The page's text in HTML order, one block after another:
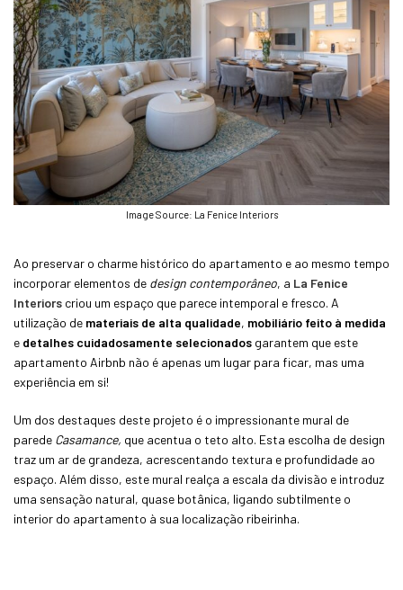
Image Source: La Fenice Interiors
Ao preservar o charme histórico do apartamento e ao mesmo tempo
incorporar elementos de design contemporâneo, a La Fenice
Interiors criou um espaço que parece intemporal e fresco. A
utilização de materiais de alta qualidade, mobiliário feito à medida
e detalhes cuidadosamente selecionados garantem que este
apartamento Airbnb não é apenas um lugar para ficar, mas uma
experiência em si!
Um dos destaques deste projeto é o impressionante mural de
parede Casamance, que acentua o teto alto. Esta escolha de design
traz um ar de grandeza, acrescentando textura e profundidade ao
espaço. Além disso, este mural realça a escala da divisão e introduz
uma sensação natural, quase botânica, ligando subtilmente o
interior do apartamento à sua localização ribeirinha.